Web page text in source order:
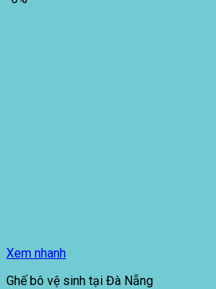
Xem nhanh
Ghế bô vệ sinh tại Đà Nẵng